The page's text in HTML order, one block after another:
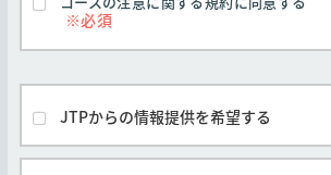
を掲示するものとします。但し、
前に申し込みがなされたコースに
規約の変更期日後の実施または
されるものとします。
弊社とお客様間で別途の合意がな
除き、すべてのコースに対し本規
JTPからの情報提供を希望する